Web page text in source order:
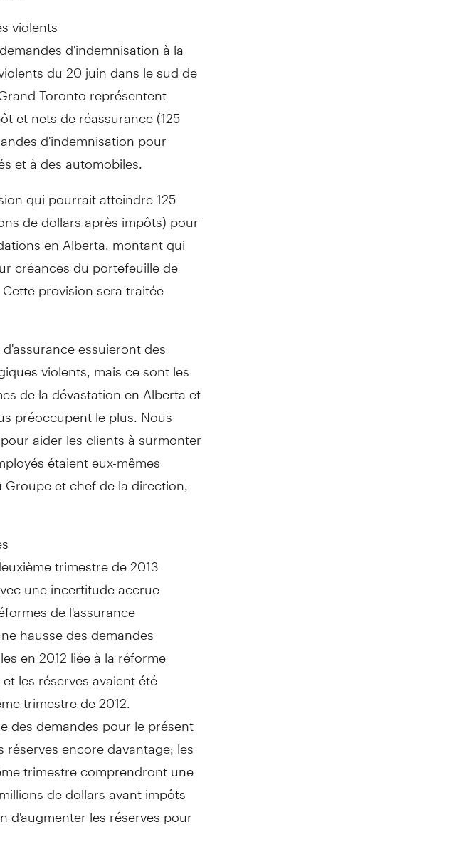
violents
d'indemnisation à la
du 20 juin dans le sud de
Toronto représentent
et nets de réassurance (125
d'indemnisation pour
et à des automobiles.
qui pourrait atteindre 125
de dollars après impôts) pour
en Alberta, montant qui
créances du portefeuille de
provision sera traitée
essuieront des
violents, mais ce sont les
de la dévastation en Alberta et
préoccupent le plus. Nous
aider les clients à surmonter
étaient eux-mêmes
et chef de la direction,
trimestre de 2013
une incertitude accrue
de l'assurance
hausse des demandes
en 2012 liée à la réforme
les réserves avaient été
trimestre de 2012.
des demandes pour le présent
encore davantage; les
trimestre comprendront une
de dollars avant impôts
d'augmenter les réserves pour